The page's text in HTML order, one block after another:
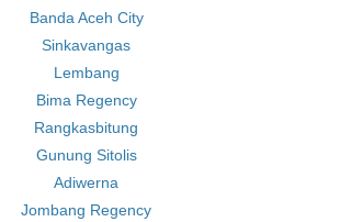
Banda Aceh City
Sinkavangas
Lembang
Bima Regency
Rangkasbitung
Gunung Sitolis
Adiwerna
Jombang Regency